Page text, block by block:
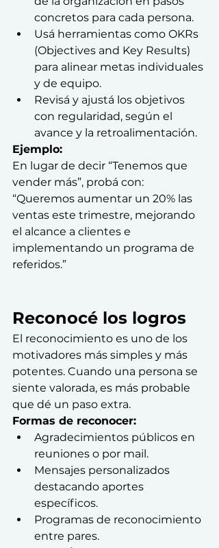
concretos para cada persona.
Usá herramientas como OKRs
(Objectives and Key Results)
para alinear metas individuales
y de equipo.
Revisá y ajustá los objetivos
con regularidad, según el
avance y la retroalimentación.
Ejemplo:
En lugar de decir “Tenemos que
vender más”, probá con:
“Queremos aumentar un 20% las
ventas este trimestre, mejorando
el alcance a clientes e
implementando un programa de
referidos.”
Reconocé los logros
El reconocimiento es uno de los
motivadores más simples y más
potentes. Cuando una persona se
siente valorada, es más probable
que dé un paso extra.
Formas de reconocer:
Agradecimientos públicos en
reuniones o por mail.
Mensajes personalizados
destacando aportes
específicos.
Programas de reconocimiento
entre pares.